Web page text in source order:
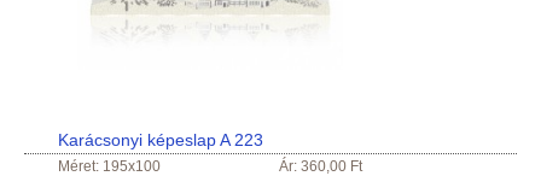
Karácsonyi képeslap A 223
Méret: 195x100 Ár: 360,00 Ft